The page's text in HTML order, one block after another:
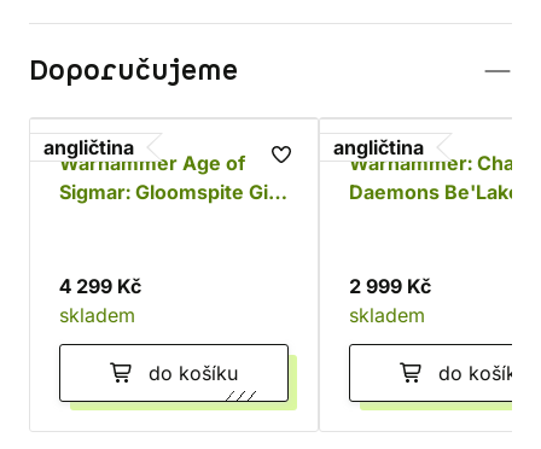
Doporučujeme
angličtina
Warhammer Age of
Sigmar: Gloomspite Gitz
4 299 Kč
skladem
do košíku
angličtina
Warhammer: Chaos
Daemons Be'Lakor
2 999 Kč
skladem
do košíku